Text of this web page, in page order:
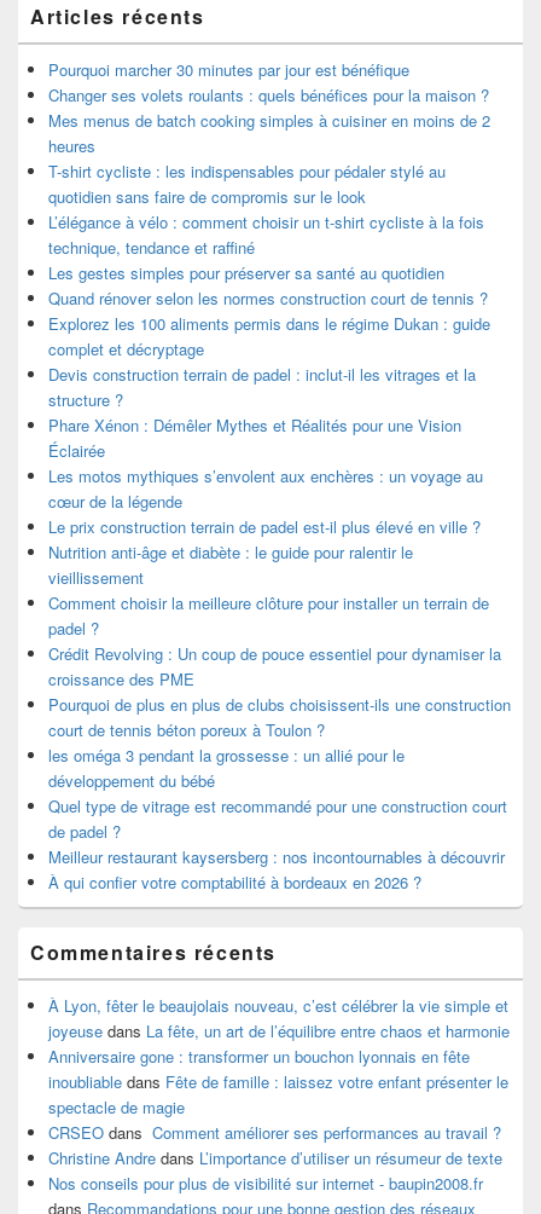
principale
de
widget
pour
barre
latérale
Articles récents
Pourquoi marcher 30 minutes par jour est bénéfique
Changer ses volets roulants : quels bénéfices pour la maison ?
Mes menus de batch cooking simples à cuisiner en moins de 2
heures
T-shirt cycliste : les indispensables pour pédaler stylé au
quotidien sans faire de compromis sur le look
L’élégance à vélo : comment choisir un t-shirt cycliste à la fois
technique, tendance et raffiné
Les gestes simples pour préserver sa santé au quotidien
Quand rénover selon les normes construction court de tennis ?
Explorez les 100 aliments permis dans le régime Dukan : guide
complet et décryptage
Devis construction terrain de padel : inclut-il les vitrages et la
structure ?
Phare Xénon : Démêler Mythes et Réalités pour une Vision
Éclairée
Les motos mythiques s’envolent aux enchères : un voyage au
cœur de la légende
Le prix construction terrain de padel est-il plus élevé en ville ?
Nutrition anti-âge et diabète : le guide pour ralentir le
vieillissement
Comment choisir la meilleure clôture pour installer un terrain de
padel ?
Crédit Revolving : Un coup de pouce essentiel pour dynamiser la
croissance des PME
Pourquoi de plus en plus de clubs choisissent-ils une construction
court de tennis béton poreux à Toulon ?
les oméga 3 pendant la grossesse : un allié pour le
développement du bébé
Quel type de vitrage est recommandé pour une construction court
de padel ?
Meilleur restaurant kaysersberg : nos incontournables à découvrir
À qui confier votre comptabilité à bordeaux en 2026 ?
Commentaires récents
À Lyon, fêter le beaujolais nouveau, c’est célébrer la vie simple et
joyeuse dans La fête, un art de l’équilibre entre chaos et harmonie
Anniversaire gone : transformer un bouchon lyonnais en fête
inoubliable dans Fête de famille : laissez votre enfant présenter le
spectacle de magie
CRSEO dans Comment améliorer ses performances au travail ?
Christine Andre dans L’importance d’utiliser un résumeur de texte
Nos conseils pour plus de visibilité sur internet - baupin2008.fr
dans Recommandations pour une bonne gestion des réseaux